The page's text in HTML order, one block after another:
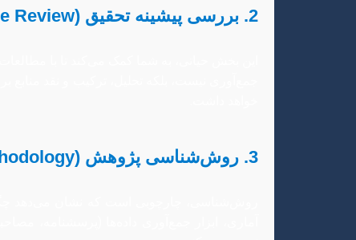
2. بررسی پیشینه تحقیق (Literature Review)
3. روش‌شناسی پژوهش (Methodology)